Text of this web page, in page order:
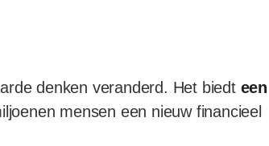
denken veranderd. Het biedt een
mensen een nieuw financieel